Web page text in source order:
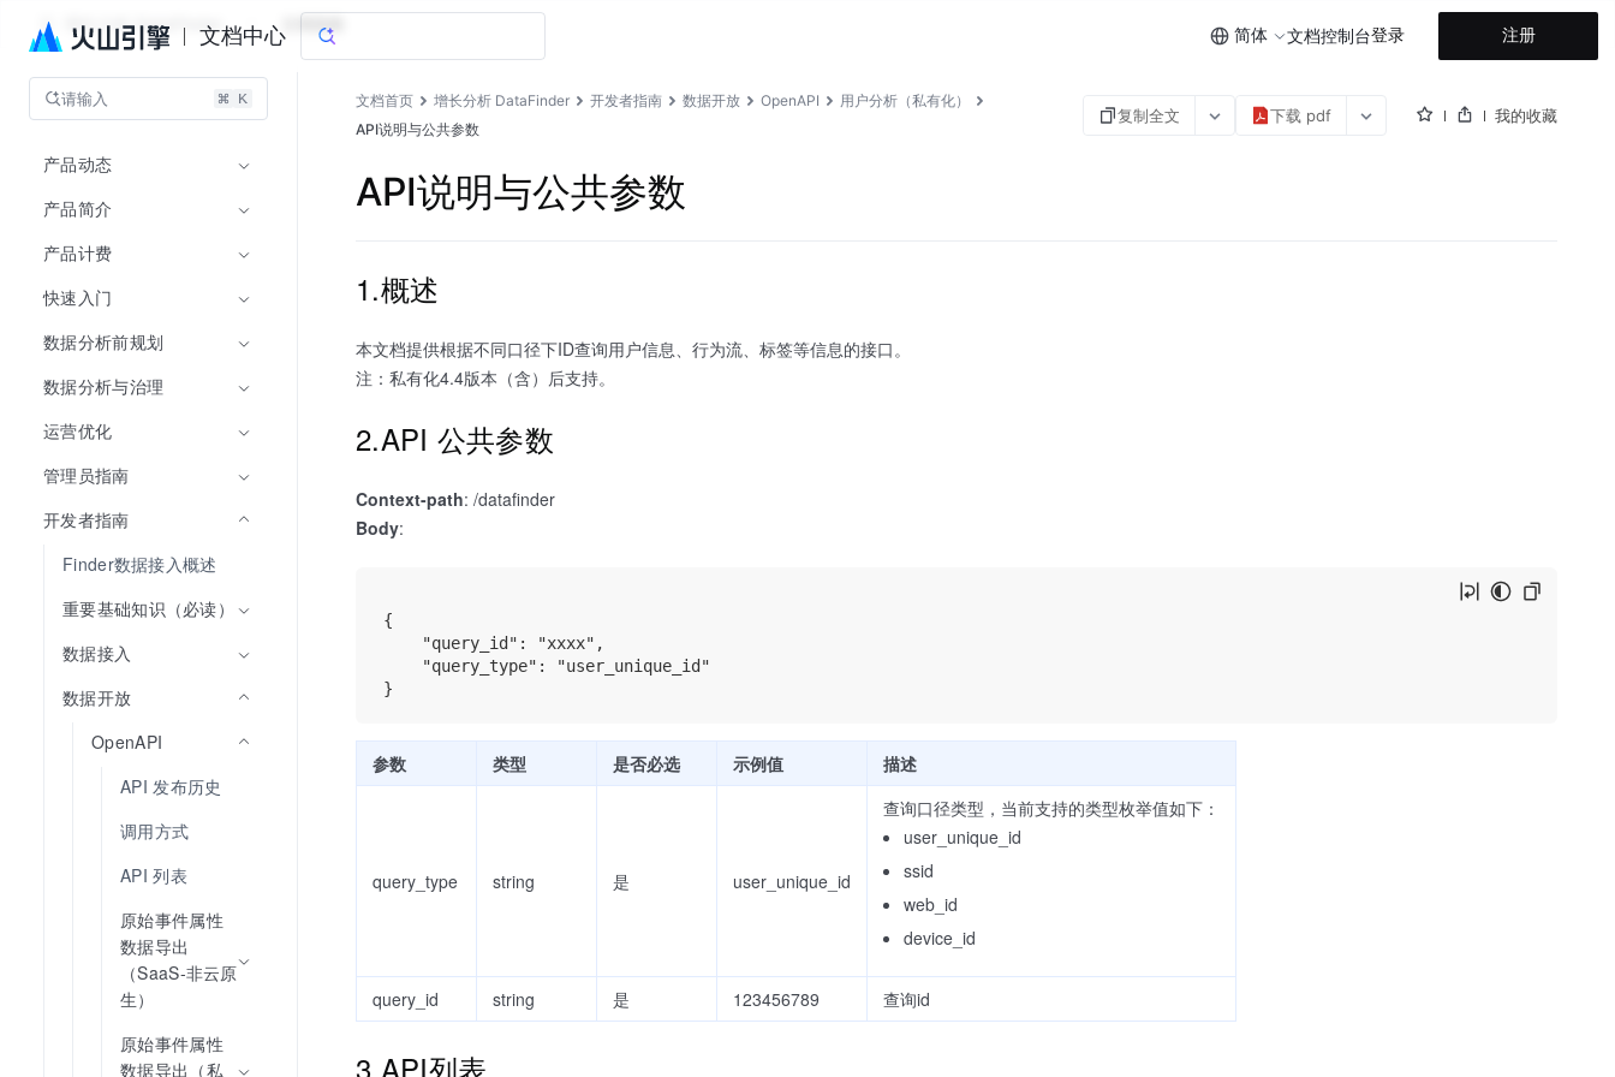
文档中心 简体 文档控制台登录 注册
增长分析 DataFinder 文档指南
请输入
产品动态
产品简介
产品计费
快速入门
数据分析前规划
数据分析与治理
运营优化
管理员指南
开发者指南
Finder数据接入概述
重要基础知识（必读）
数据接入
数据开放
OpenAPI
API 发布历史
调用方式
API 列表
原始事件属性
数据导出
（SaaS-非云原
生）
原始事件属性
数据导出（私
文档首页 增长分析 DataFinder 开发者指南 数据开放 OpenAPI
用户分析（私有化）
API说明与公共参数
复制全文 下载 pdf 我的收藏
API说明与公共参数
1.概述
本文档提供根据不同口径下ID查询用户信息、行为流、标签等信息的接口。
注：私有化4.4版本（含）后支持。
2.API 公共参数
Context-path: /datafinder
Body:
{
    "query_id": "xxxx",
    "query_type": "user_unique_id"
参数 类型 是否必选 示例值 描述
query_type string 是 user_unique_id
查询口径类型，当前支持的类型枚举值如下：
user_unique_id
ssid
web_id
device_id
query_id string 是 123456789 查询id
3.API列表